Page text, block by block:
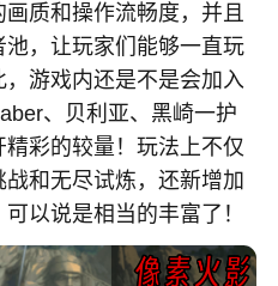
质和操作流畅度，并且
，让玩家们能够一直玩
游戏内还是不是会加入
、贝利亚、黑崎一护
彩的较量！玩法上不仅
和无尽试炼，还新增加
以说是相当的丰富了！